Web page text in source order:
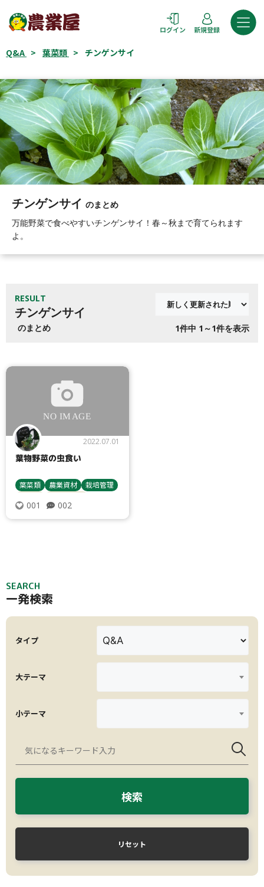
ン
ン
へ
ス
キ
ッ
プ
ログイン 新規登録
Q&A > 葉菜類 > チンゲンサイ
チンゲンサイ のまとめ
万能野菜で食べやすいチンゲンサイ！春～秋まで育てられます
よ。
RESULT
チンゲンサイ
のまとめ 1件中 1～1件を表示
2022.07.01
葉物野菜の虫食い
葉菜類 農業資材
栽培管理
チンゲンサイ
001 002
SEARCH
一発検索
タイプ
大テーマ
小テーマ
検索
リセット